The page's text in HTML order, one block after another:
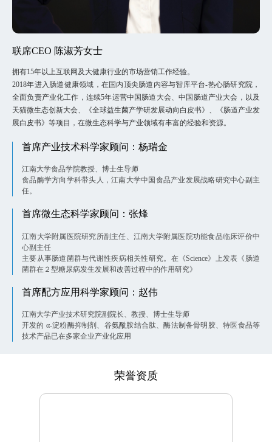
联席CEO 陈淑芳女士
拥有15年以上互联网及大健康行业的市场营销工作经验。
2018年进入肠道健康领域，在国内顶尖肠道内容与智库平台-热心肠研究院，
全面负责产业化工作，连续5年运营中国肠道大会、中国肠道产业大会，以及
天猫微生态创新大会、《全球益生菌产学研发展动向白皮书》、《肠道产业发
展白皮书》等项目，在微生态科学与产业领域有丰富的经验和资源。
首席产业技术科学家顾问：杨瑞金
江南大学食品学院教授、博士生导师
食品酶学方向学科带头人，江南大学中国食品产业发展战略研究中心副主
任。
首席微生态科学家顾问：张烽
江南大学附属医院研究所副主任、江南大学附属医院功能食品临床评价中
心副主任
主要从事肠道菌群与代谢性疾病相关性研究。在《Science》上发表《肠道
菌群在２型糖尿病发生发展和改善过程中的作用研究》
首席配方应用科学家顾问：赵伟
江南大学产业技术研究院副院长、教授、博士生导师
开发的 α-淀粉酶抑制剂、谷氨酰胺结合肽、酶法制备骨明胶、特医食品等
技术产品已在多家企业产业化应用
荣誉资质